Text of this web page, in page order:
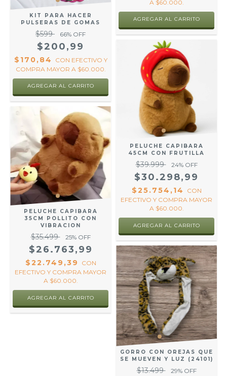
A $60.000.
AGREGAR AL CARRITO
KIT PARA HACER
PULSERAS DE GOMAS
$599 66% OFF
$200,99
$170,84 CON EFECTIVO Y
COMPRA MAYOR A $60.000.
PELUCHE CAPIBARA
45CM CON FRUTILLA
$39.999 24% OFF
$30.298,99
$25.754,14
CON
EFECTIVO Y COMPRA MAYOR
A $60.000.
PELUCHE CAPIBARA
35CM POLLITO CON
VIBRACION
$35.499 25% OFF
$26.763,99
$22.749,39
CON
EFECTIVO Y COMPRA MAYOR
A $60.000.
GORRO CON OREJAS QUE
SE MUEVEN Y LUZ (24101)
$13.499 29% OFF